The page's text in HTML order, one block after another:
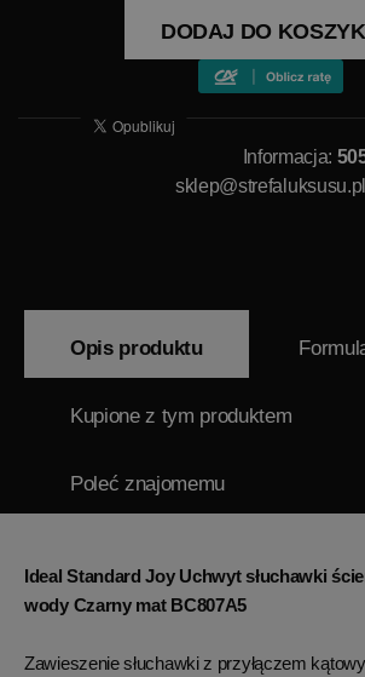
DODAJ DO
Informacja:
sklep@strefaluksusu.pl
Opis produktu
Kupione z tym produktem
Poleć znajomemu
Ideal Standard Joy Uchwyt słuchawki
wody Czarny mat BC807A5
Zawieszenie słuchawki z przyłączem